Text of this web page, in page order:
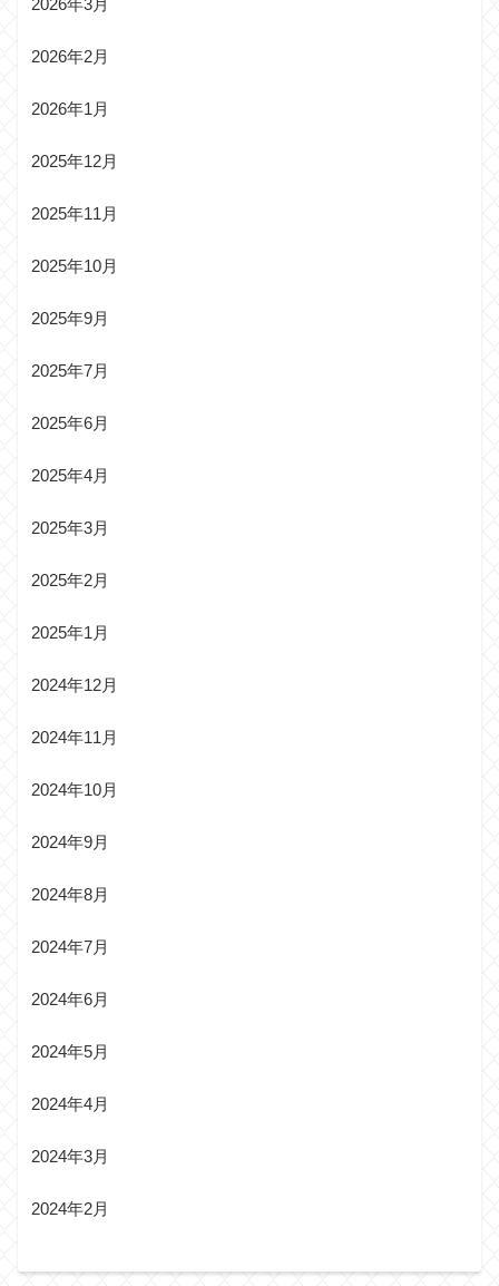
2026年2月
2026年1月
2025年12月
2025年11月
2025年10月
2025年9月
2025年7月
2025年6月
2025年4月
2025年3月
2025年2月
2025年1月
2024年12月
2024年11月
2024年10月
2024年9月
2024年8月
2024年7月
2024年6月
2024年5月
2024年4月
2024年3月
2024年2月